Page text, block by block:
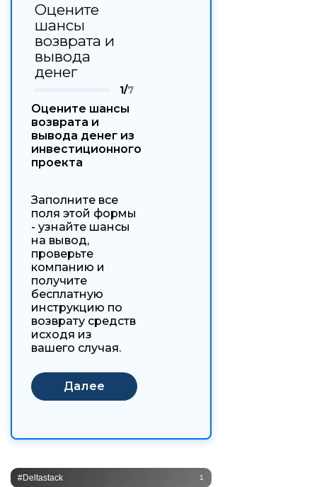
Оцените
шансы
возврата и
вывода
денег
1/7
Оцените шансы
возврата и
вывода денег из
инвестиционного
проекта
Заполните все
поля этой формы
- узнайте шансы
на вывод,
проверьте
компанию и
получите
бесплатную
инструкцию по
возврату средств
исходя из
вашего случая.
#Deltastack 1